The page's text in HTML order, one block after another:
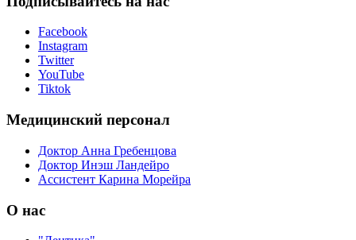
Facebook
Instagram
Twitter
YouTube
Tiktok
Медицинский персонал
Доктор Анна Гребенцова
Доктор Инэш Ландейро
Ассистент Карина Морейра
О нас